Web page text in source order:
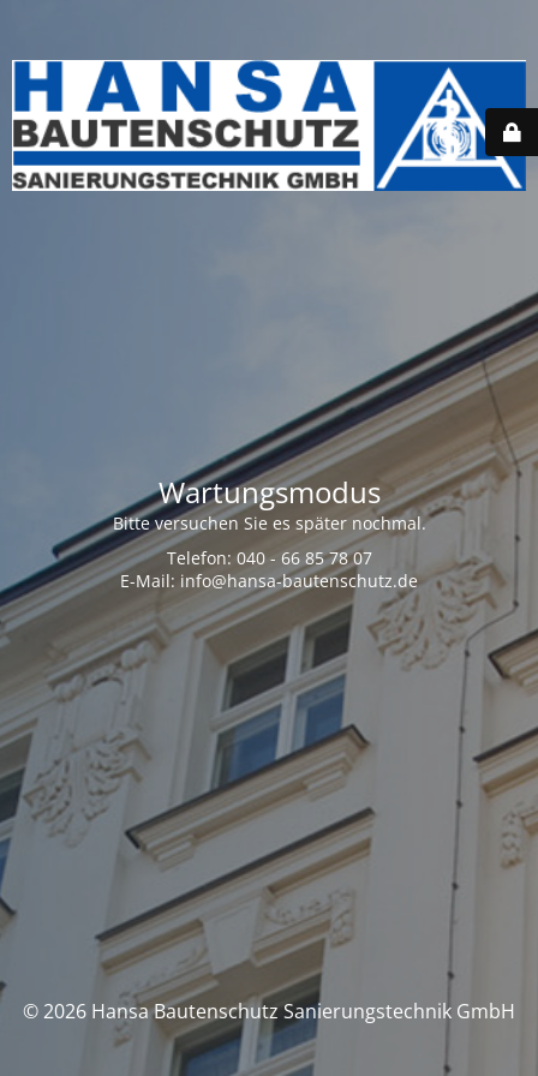
Wartungsmodus
Bitte versuchen Sie es später nochmal.
Telefon: 040 - 66 85 78 07
E-Mail: info@hansa-bautenschutz.de
© 2026 Hansa Bautenschutz Sanierungstechnik GmbH